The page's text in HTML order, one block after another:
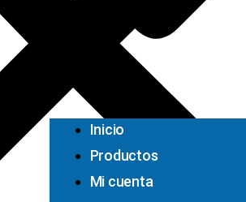
Inicio
Productos
Mi cuenta